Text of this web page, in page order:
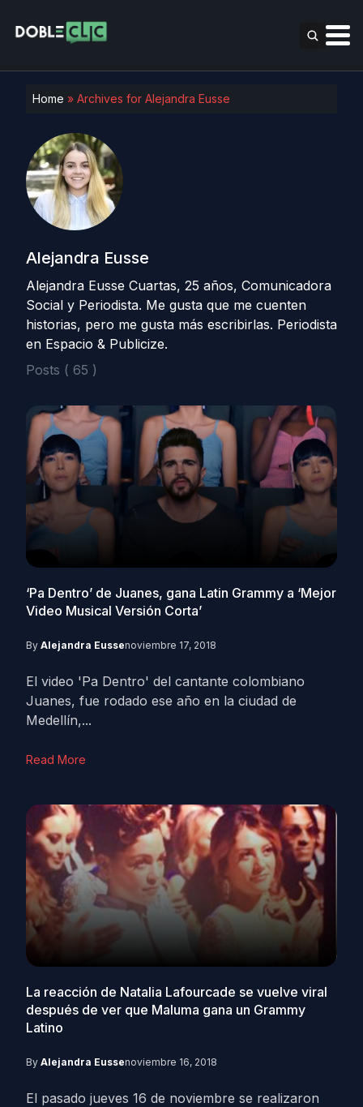
Home » Archives for Alejandra Eusse
Alejandra Eusse
Alejandra Eusse Cuartas, 25 años, Comunicadora
Social y Periodista. Me gusta que me cuenten
historias, pero me gusta más escribirlas. Periodista
en Espacio & Publicize.
Posts ( 65 )
‘Pa Dentro’ de Juanes, gana Latin Grammy a ‘Mejor
Video Musical Versión Corta’
By Alejandra Eussenoviembre 17, 2018
El video 'Pa Dentro' del cantante colombiano
Juanes, fue rodado ese año en la ciudad de
Medellín,...
Read More
La reacción de Natalia Lafourcade se vuelve viral
después de ver que Maluma gana un Grammy
Latino
By Alejandra Eussenoviembre 16, 2018
El pasado jueves 16 de noviembre se realizaron